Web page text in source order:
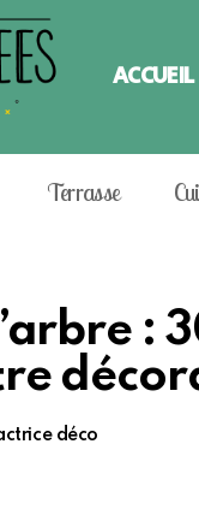
ACCUEIL
Terrasse
:
déco